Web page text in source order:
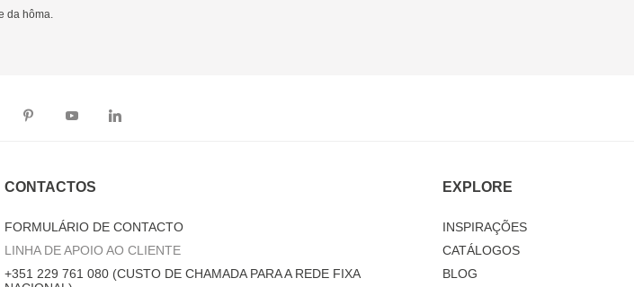
da hôma.
CONTACTOS
FORMULÁRIO DE CONTACTO
LINHA DE APOIO AO CLIENTE
+351 229 761 080 (CUSTO DE CHAMADA PARA A REDE FIXA
EXPLORE
INSPIRAÇÕES
CATÁLOGOS
BLOG